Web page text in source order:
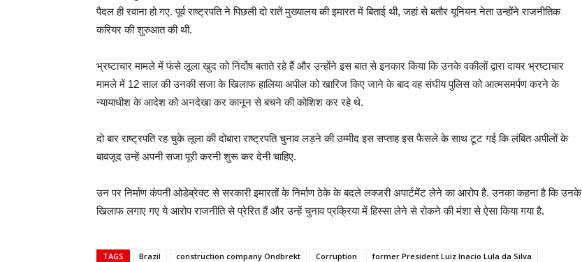
पैदल ही रवाना हो गए. पूर्व राष्ट्रपति ने पिछली दो रातें मुख्यालय की इमारत में बिताई थी, जहां से बतौर यूनियन नेता उन्होंने राजनीतिक
करियर की शुरुआत की थी.
भ्रष्टाचार मामले में फंसे लूला खुद को निर्दोष बताते रहे हैं और उन्होंने इस बात से इनकार किया कि उनके वकीलों द्वारा दायर भ्रष्टाचार
मामले में 12 साल की उनकी सजा के खिलाफ हालिया अपील को खारिज किए जाने के बाद वह संघीय पुलिस को आत्मसमर्पण करने के
न्यायाधीश के आदेश को अनदेखा कर कानून से बचने की कोशिश कर रहे थे.
दो बार राष्ट्रपति रह चुके लूला की दोबारा राष्ट्रपति चुनाव लड़ने की उम्मीद इस सप्ताह इस फैसले के साथ टूट गई कि लंबित अपीलों के
बावजूद उन्हें अपनी सजा पूरी करनी शुरू कर देनी चाहिए.
उन पर निर्माण कंपनी ओडेब्रेक्ट से सरकारी इमारतों के निर्माण ठेके के बदले लक्जरी अपार्टमेंट लेने का आरोप है. उनका कहना है कि उनके
खिलाफ लगाए गए ये आरोप राजनीति से प्रेरित हैं और उन्हें चुनाव प्रक्रिया में हिस्सा लेने से रोकने की मंशा से ऐसा किया गया है.
TAGS Brazil construction company Ondbrekt Corruption
former President Luiz Inacio Lula da Silva